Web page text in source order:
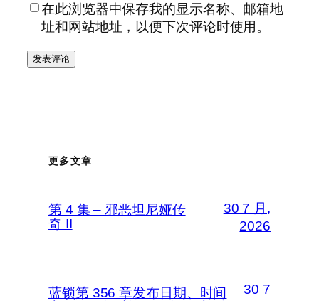
在此浏览器中保存我的显示名称、邮箱地
址和网站地址，以便下次评论时使用。
更多文章
第 4 集 – 邪恶坦尼娅传
奇 II
30 7 月,
2026
蓝锁第 356 章发布日期、时间
30 7